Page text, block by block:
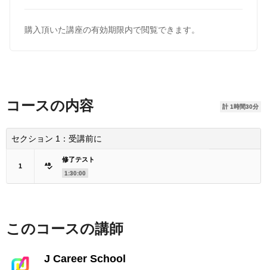
購入頂いた講座の有効期限内で閲覧できます。
コースの内容 計 1時間30分
セクション 1： 受講前に
1
修了テスト
1:30:00
このコースの講師
J Career School